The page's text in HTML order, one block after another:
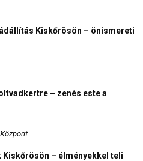
Kiskőrösön – önismereti
– zenés este a
– élményekkel teli